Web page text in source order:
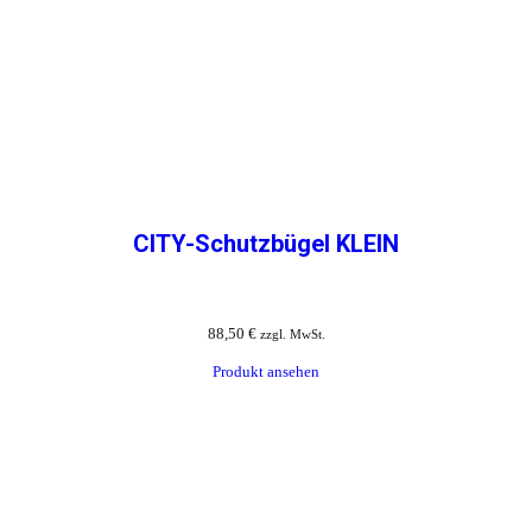
CITY-Schutzbügel KLEIN
88,50 € zzgl. MwSt.
Produkt ansehen